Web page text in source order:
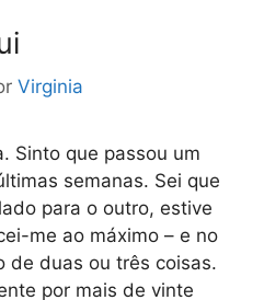
Virginia
Sinto que passou um
semanas. Sei que
para o outro, estive
me ao máximo – e no
de duas ou três coisas.
por mais de vinte